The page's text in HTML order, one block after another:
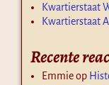
Kwartierstaat
Kwartierstaat
Recente
Emmieop